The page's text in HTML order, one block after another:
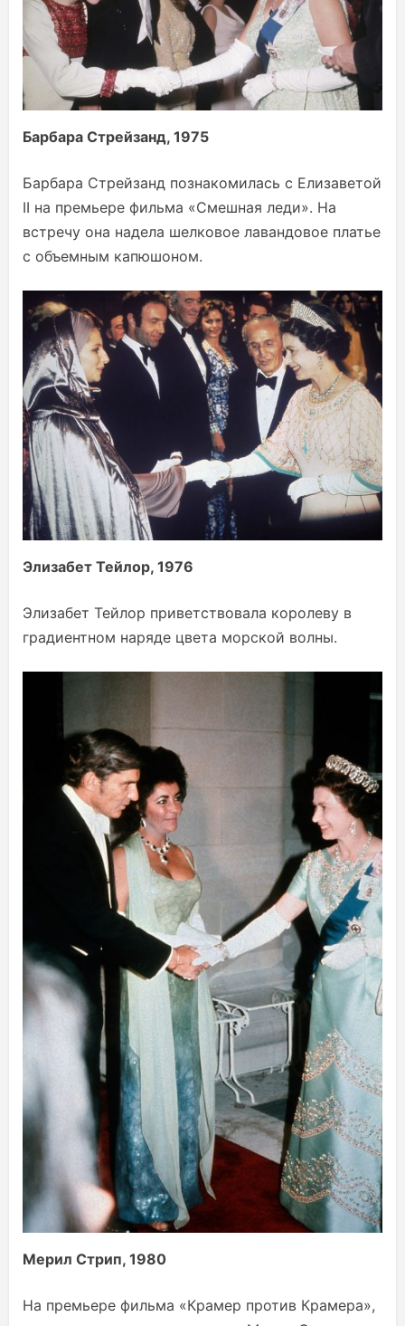
Барбара Стрейзанд, 1975
Барбара Стрейзанд познакомилась с Елизаветой
II на премьере фильма «Смешная леди». На
встречу она надела шелковое лавандовое платье
с объемным капюшоном.
Элизабет Тейлор, 1976
Элизабет Тейлор приветствовала королеву в
градиентном наряде цвета морской волны.
Мерил Стрип, 1980
На премьере фильма «Крамер против Крамера»,